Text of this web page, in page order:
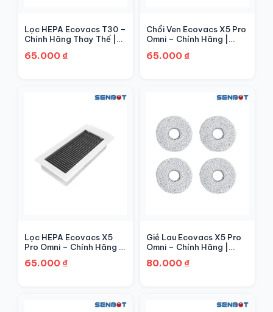
Lọc HEPA Ecovacs T30 –
Chính Hãng Thay Thế |
65.000 ₫
Chổi Ven Ecovacs X5 Pro
Omni – Chính Hãng |
65.000 ₫
Lọc HEPA Ecovacs X5
Pro Omni – Chính Hãng |
65.000 ₫
Giẻ Lau Ecovacs X5 Pro
Omni – Chính Hãng |
80.000 ₫